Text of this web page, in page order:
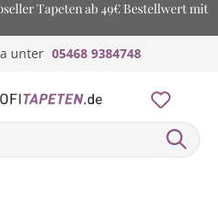
Tapeten ab 49€ Bestellwert mit
unter 05468 9384748